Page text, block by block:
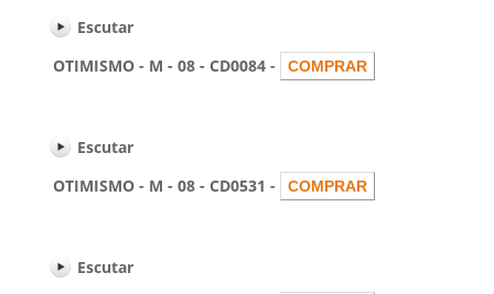
Escutar
OTIMISMO - M - 08 - CD0084 -
Escutar
OTIMISMO - M - 08 - CD0531 -
Escutar